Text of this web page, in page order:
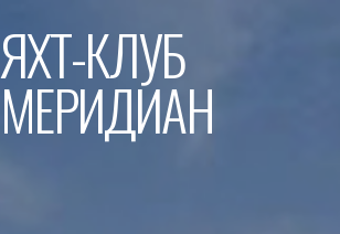
к
содержимому
ЯХТ-КЛУБ
МЕРИДИАН